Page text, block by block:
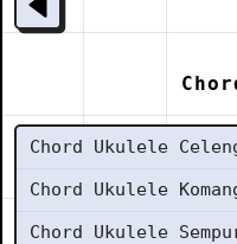
Chord Ukulele
Chord Ukulele
Chord Ukulele